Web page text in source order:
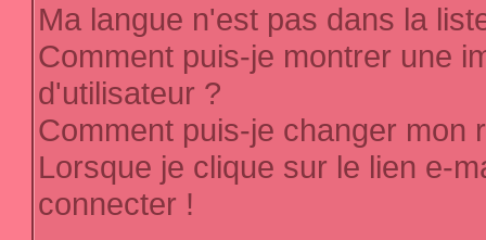
Ma langue n'est pas dans la
Comment puis-je montrer une
d'utilisateur ?
Comment puis-je changer mon
Lorsque je clique sur le lien e-
connecter !